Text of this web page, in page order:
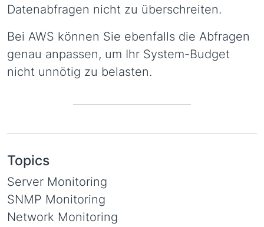
Datenabfragen nicht zu überschreiten.
Bei AWS können Sie ebenfalls die Abfragen
genau anpassen, um Ihr System-Budget
nicht unnötig zu belasten.
Topics
Server Monitoring
SNMP Monitoring
Network Monitoring